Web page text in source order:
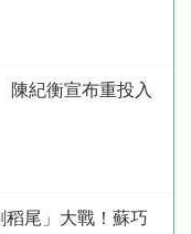
紀衡宣布重投入
尾」大戰！蘇巧